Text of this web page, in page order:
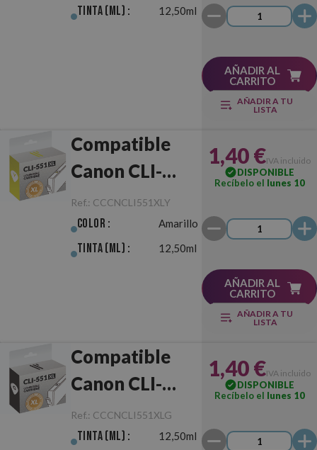
Magenta
Tinta (ml) : 12,50ml
AÑADIR AL
CARRITO
AÑADIR A TU
LISTA
Compatible
Canon CLI-
551XL
Amarillo
Ref.: CCCNCLI551XLY
Color : Amarillo
Tinta (ml) : 12,50ml
1,40 €IVA incluido
DISPONIBLE
Recíbelo el lunes 10
AÑADIR AL
CARRITO
AÑADIR A TU
LISTA
Compatible
Canon CLI-
551XL Gris
Ref.: CCCNCLI551XLG
Tinta (ml) : 12,50ml
1,40 €IVA incluido
DISPONIBLE
Recíbelo el lunes 10